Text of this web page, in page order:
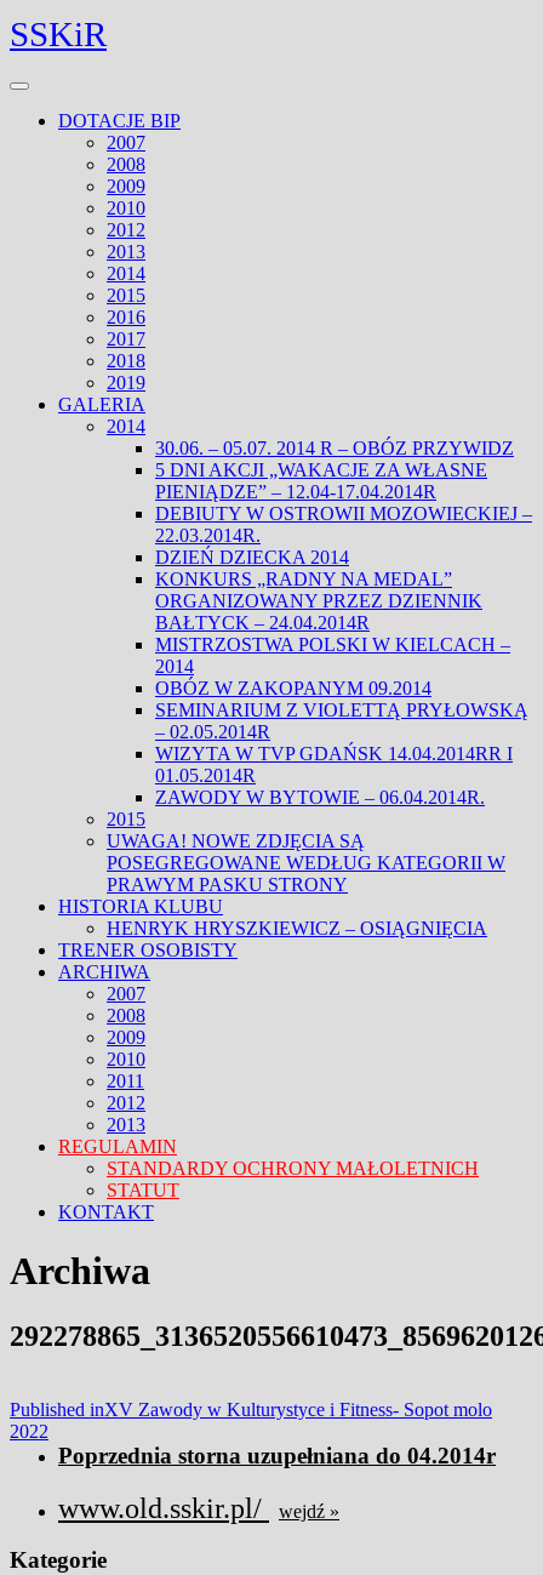
Skip
to
Facebook
Twitter
SSKiR
Open
DOTACJE BIP
2007
2008
2009
2010
2012
2013
2014
2015
2016
2017
2018
2019
GALERIA
2014
30.06. – 05.07. 2014 R – OBÓZ PRZYWIDZ
5 DNI AKCJI „WAKACJE ZA WŁASNE
PIENIĄDZE” – 12.04-17.04.2014R
DEBIUTY W OSTROWII MOZOWIECKIEJ –
22.03.2014R.
DZIEŃ DZIECKA 2014
KONKURS „RADNY NA MEDAL”
ORGANIZOWANY PRZEZ DZIENNIK
BAŁTYCK – 24.04.2014R
MISTRZOSTWA POLSKI W KIELCACH –
2014
OBÓZ W ZAKOPANYM 09.2014
SEMINARIUM Z VIOLETTĄ PRYŁOWSKĄ
– 02.05.2014R
WIZYTA W TVP GDAŃSK 14.04.2014RR I
01.05.2014R
ZAWODY W BYTOWIE – 06.04.2014R.
2015
UWAGA! NOWE ZDJĘCIA SĄ
POSEGREGOWANE WEDŁUG KATEGORII W
PRAWYM PASKU STRONY
HISTORIA KLUBU
HENRYK HRYSZKIEWICZ – OSIĄGNIĘCIA
TRENER OSOBISTY
ARCHIWA
2007
2008
2009
2010
2011
2012
2013
REGULAMIN
STANDARDY OCHRONY MAŁOLETNICH
STATUT
KONTAKT
FACEBOOK
MENU
Archiwa
Nawigacja
wpisu
Published inXV Zawody w Kulturystyce i Fitness- Sopot molo
2022
Poprzednia storna uzupełniana do 04.2014r
www.old.sskir.pl/ wejdź »
Kategorie